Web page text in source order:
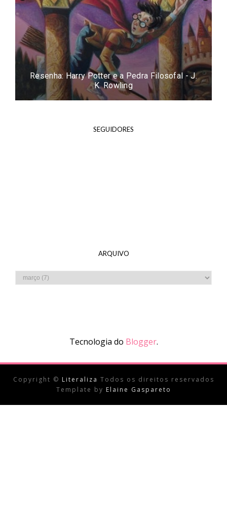
Resenha: Easy - Tammara Webber
SEGUIDORES
ARQUIVO
Tecnologia do Blogger.
Copyright © Literaliza Todos os direitos reservados
Template by Elaine Gaspareto